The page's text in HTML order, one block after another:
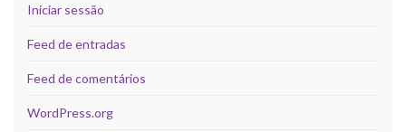
Iniciar sessão
Feed de entradas
Feed de comentários
WordPress.org